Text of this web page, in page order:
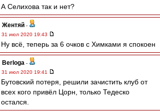
А Селихова так и нет?
Жентяй -
31 июл 2020 19:43
Ну всё, теперь за 6 очков с Химками я спокоен
Berloga -
31 июл 2020 19:41
Бутовский потеря, решили зачистить клуб от
всех кого привёл Цорн, только Тедеско
остался.